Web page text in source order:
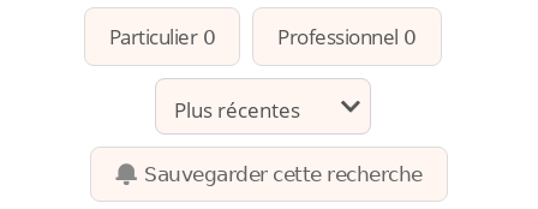
Particulier0 Professionnel 0
Sauvegarder cette recherche